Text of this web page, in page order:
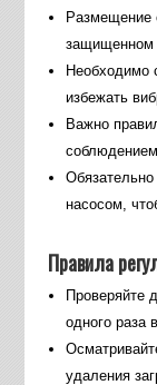
Размещение
защищенном
Необходимо
избежать
Важно
насосом,
Правила
Проверяйте
одного раза
удаления